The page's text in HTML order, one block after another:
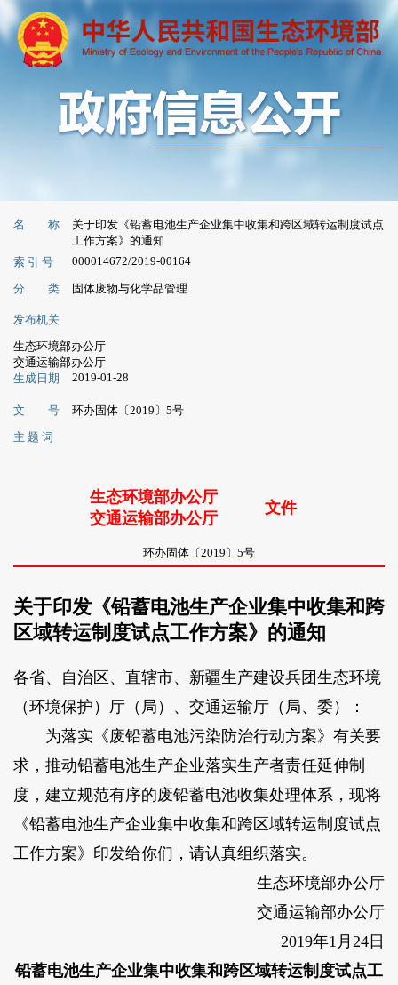
名 称
关于印发《铅蓄电池生产企业集中收集和跨区域转运制度试点
工作方案》的通知
索 引 号
000014672/2019-00164
分 类 固体废物与化学品管理
发布机关
生态环境部办公厅
交通运输部办公厅
生成日期
2019-01-28
文 号
环办固体〔2019〕5号
主 题 词
生态环境部办公厅
交通运输部办公厅
文件
环办固体〔2019〕5号
关于印发《铅蓄电池生产企业集中收集和跨
区域转运制度试点工作方案》的通知
各省、自治区、直辖市、新疆生产建设兵团生态环境
（环境保护）厅（局）、交通运输厅（局、委）：
为落实《废铅蓄电池污染防治行动方案》有关要
求，推动铅蓄电池生产企业落实生产者责任延伸制
度，建立规范有序的废铅蓄电池收集处理体系，现将
《铅蓄电池生产企业集中收集和跨区域转运制度试点
工作方案》印发给你们，请认真组织落实。
生态环境部办公厅
交通运输部办公厅
2019年1月24日
铅蓄电池生产企业集中收集和跨区域转运制度试点工